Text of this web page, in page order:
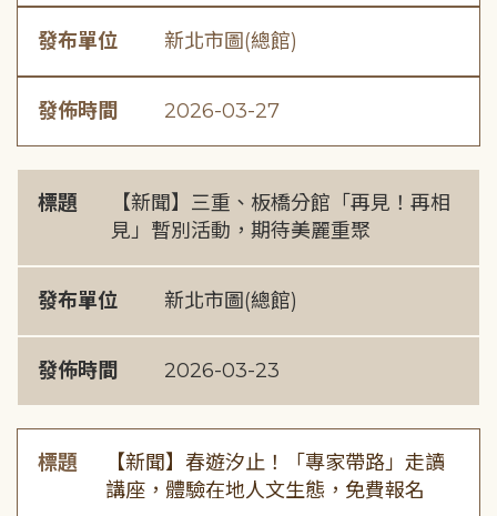
發布單位 新北市圖(總館)
發佈時間 2026-03-27
標題
【新聞】三重、板橋分館「再見！再相
見」暫別活動，期待美麗重聚
發布單位 新北市圖(總館)
發佈時間 2026-03-23
標題
【新聞】春遊汐止！「專家帶路」走讀
講座，體驗在地人文生態，免費報名